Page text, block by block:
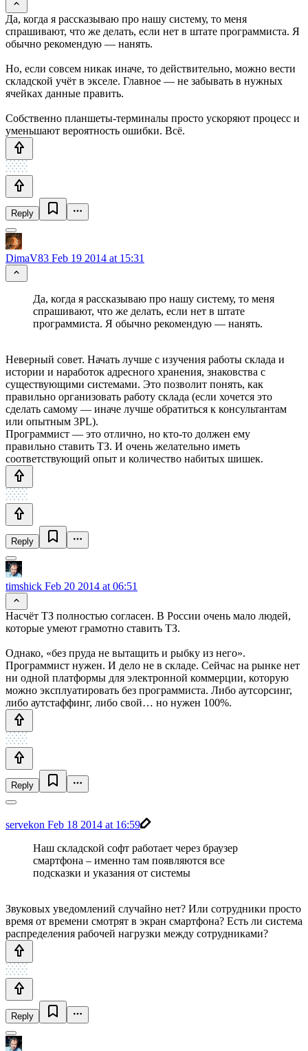
Да, когда я рассказываю про нашу систему, то меня
спрашивают, что же делать, если нет в штате программиста. Я
обычно рекомендую — нанять.
Но, если совсем никак иначе, то действительно, можно вести
складской учёт в экселе. Главное — не забывать в нужных
ячейках данные править.
Собственно планшеты-терминалы просто ускоряют процесс и
уменьшают вероятность ошибки. Всё.
Reply
DimaV83 Feb 19 2014 at 15:31
Да, когда я рассказываю про нашу систему, то меня
спрашивают, что же делать, если нет в штате
программиста. Я обычно рекомендую — нанять.
Неверный совет. Начать лучше с изучения работы склада и
истории и наработок адресного хранения, знаковства с
существующими системами. Это позволит понять, как
правильно организовать работу склада (если хочется это
сделать самому — иначе лучше обратиться к консультантам
или опытным 3PL).
Программист — это отлично, но кто-то должен ему
правильно ставить ТЗ. И очень желательно иметь
соответствующий опыт и количество набитых шишек.
Reply
timshick Feb 20 2014 at 06:51
Насчёт ТЗ полностью согласен. В России очень мало людей,
которые умеют грамотно ставить ТЗ.
Однако, «без пруда не вытащить и рыбку из него».
Программист нужен. И дело не в складе. Сейчас на рынке нет
ни одной платформы для электронной коммерции, которую
можно эксплуатировать без программиста. Либо аутсорсинг,
либо аутстаффинг, либо свой… но нужен 100%.
Reply
servekon Feb 18 2014 at 16:59
Наш складской софт работает через браузер
смартфона – именно там появляются все
подсказки и указания от системы
Звуковых уведомлений случайно нет? Или сотрудники просто
время от времени смотрят в экран смартфона? Есть ли система
распределения рабочей нагрузки между сотрудниками?
Reply